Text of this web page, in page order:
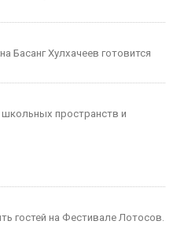
Басанг Хулхачеев готовится
школьных пространств и
гостей на Фестивале Лотосов.